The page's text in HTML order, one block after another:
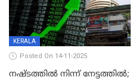
KERALA
Posted On 14-11-2025
നഷ്ടത്തിൽ നിന്ന് നേട്ടത്തിൽ;